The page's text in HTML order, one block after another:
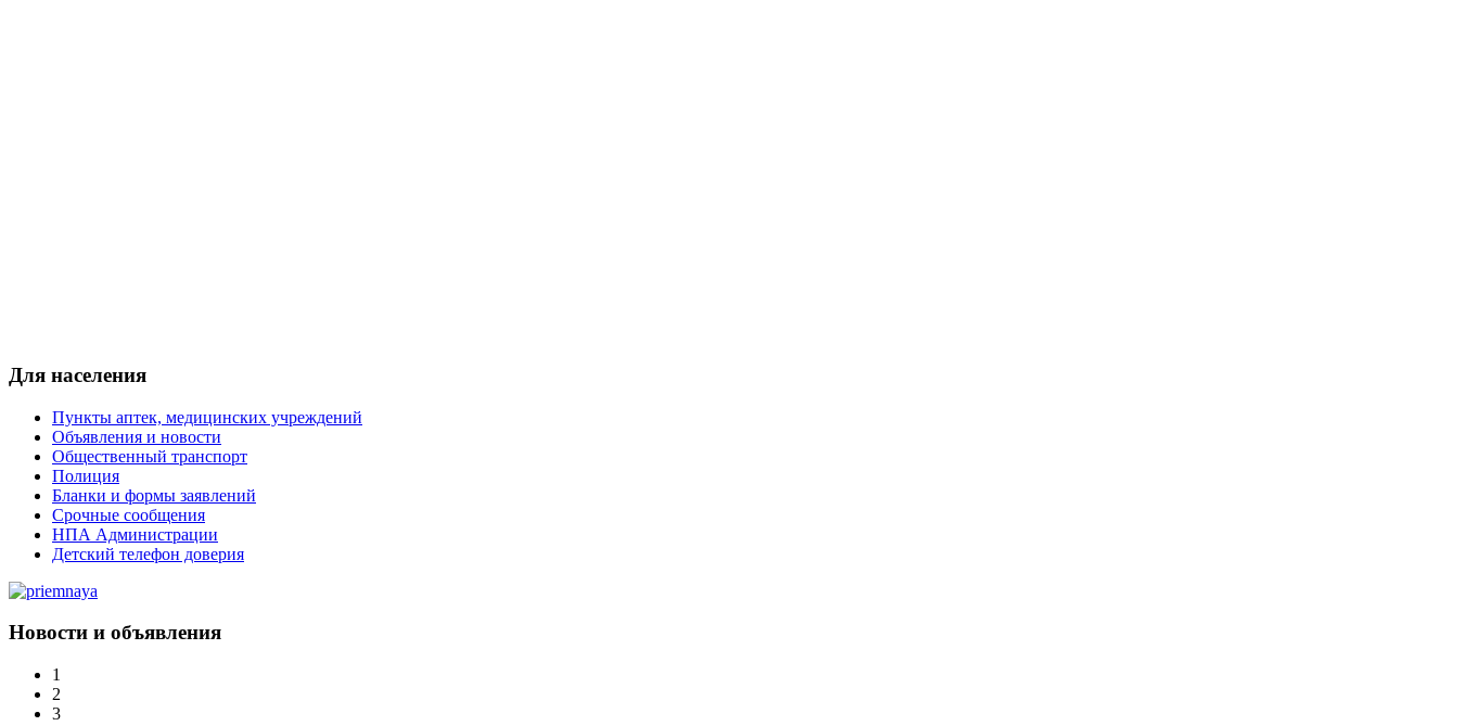
Для населения
Пункты аптек, медицинских учреждений
Объявления и новости
Общественный транспорт
Полиция
Бланки и формы заявлений
Срочные сообщения
НПА Администрации
Детский телефон доверия
Новости и объявления
1
2
3